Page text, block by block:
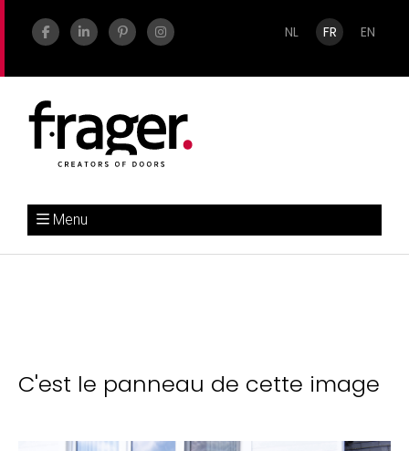
NL FR EN
Menu
C'est le panneau de cette image